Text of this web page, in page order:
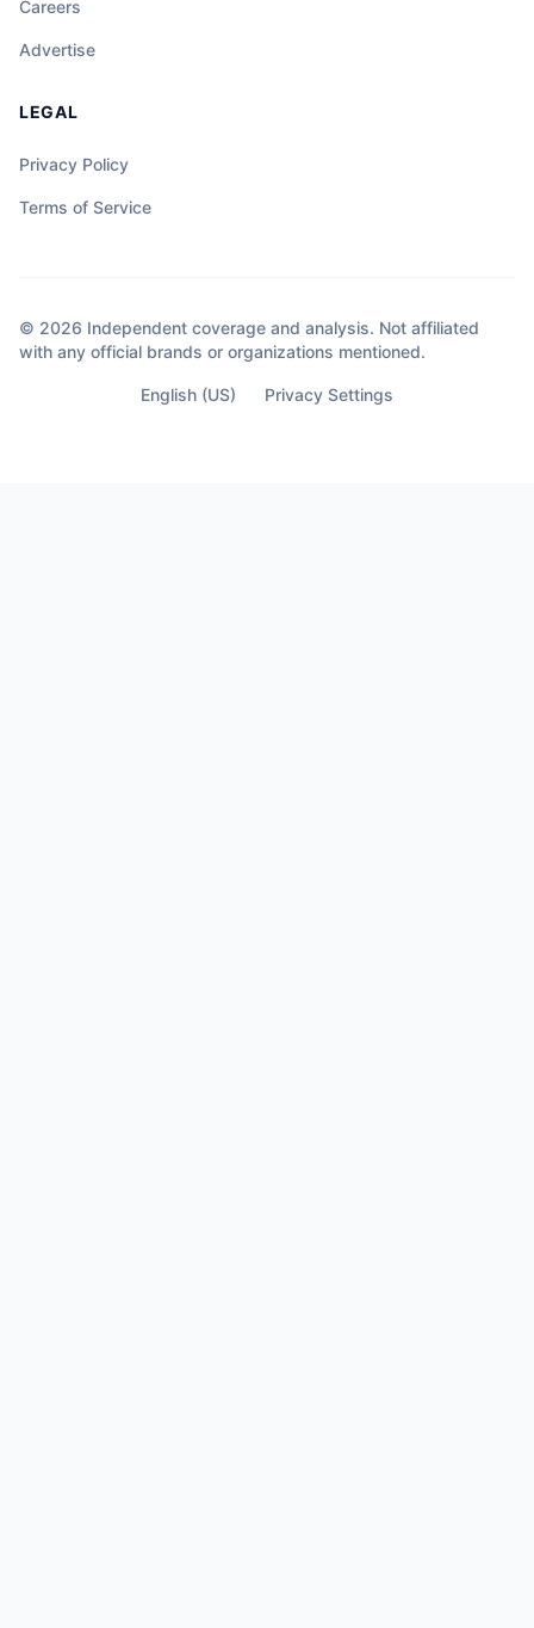
Careers
Advertise
LEGAL
Privacy Policy
Terms of Service
© 2026 Independent coverage and analysis. Not affiliated
with any official brands or organizations mentioned.
English (US) Privacy Settings